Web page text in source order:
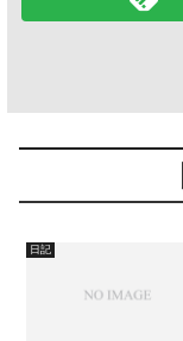
日記